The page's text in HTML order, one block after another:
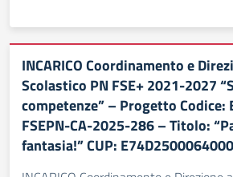
INCARICO Coordinamento e
Scolastico PN FSE+ 2021-2027
competenze” – Progetto Codice:
FSEPN-CA-2025-286 – Titolo:
fantasia!” CUP: